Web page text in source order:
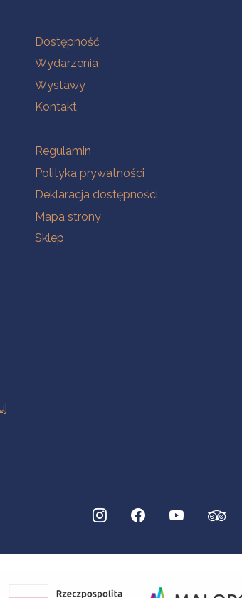
Na skróty
Dostępność
Wydarzenia
Wystawy
Kontakt
Na skróty
Regulamin
Polityka prywatności
Deklaracja dostępności
Mapa strony
Sklep